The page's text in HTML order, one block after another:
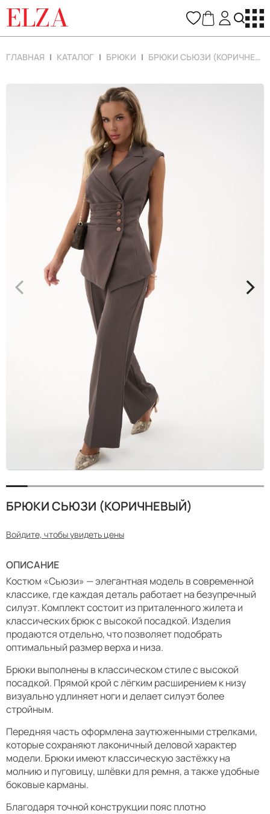
ELZA
ГЛАВНАЯ КАТАЛОГ БРЮКИ БРЮКИ СЬЮЗИ (КОРИЧНЕВЫЙ)
< >
БРЮКИ СЬЮЗИ (КОРИЧНЕВЫЙ)
Войдите, чтобы увидеть цены
ОПИСАНИЕ
Костюм «Сьюзи» — элегантная модель в современной
классике, где каждая деталь работает на безупречный
силуэт. Комплект состоит из приталенного жилета и
классических брюк с высокой посадкой. Изделия
продаются отдельно, что позволяет подобрать
оптимальный размер верха и низа.
Брюки выполнены в классическом стиле с высокой
посадкой. Прямой крой с лёгким расширением к низу
визуально удлиняет ноги и делает силуэт более
стройным.
Передняя часть оформлена заутюженными стрелками,
которые сохраняют лаконичный деловой характер
модели. Брюки имеют классическую застёжку на
молнию и пуговицу, шлёвки для ремня, а также удобные
боковые карманы.
Благодаря точной конструкции пояс плотно